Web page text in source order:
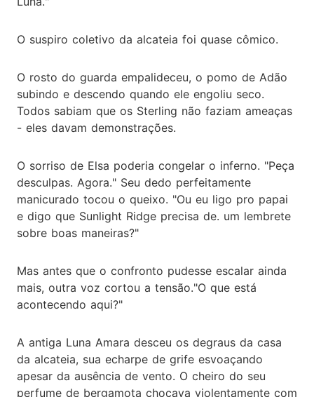
O suspiro coletivo da alcateia foi quase cômico.
O rosto do guarda empalideceu, o pomo de Adão
subindo e descendo quando ele engoliu seco.
Todos sabiam que os Sterling não faziam ameaças
- eles davam demonstrações.
O sorriso de Elsa poderia congelar o inferno. "Peça
desculpas. Agora." Seu dedo perfeitamente
manicurado tocou o queixo. "Ou eu ligo pro papai
e digo que Sunlight Ridge precisa de. um lembrete
sobre boas maneiras?"
Mas antes que o confronto pudesse escalar ainda
mais, outra voz cortou a tensão."O que está
acontecendo aqui?"
A antiga Luna Amara desceu os degraus da casa
da alcateia, sua echarpe de grife esvoaçando
apesar da ausência de vento. O cheiro do seu
perfume de bergamota chocava violentamente com